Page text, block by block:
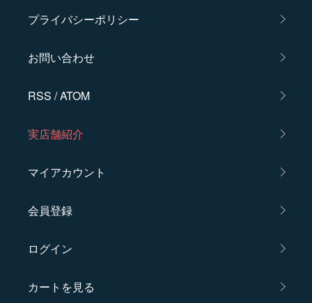
プライバシーポリシー
お問い合わせ
RSS /ATOM
実店舗紹介
マイアカウント
会員登録
ログイン
カートを見る